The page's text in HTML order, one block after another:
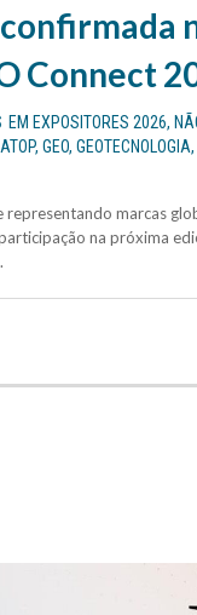
Connect
EM EXPOSITORES 2026,
, GEO, GEOTECNOLOGIA,
representando marcas
na próxima